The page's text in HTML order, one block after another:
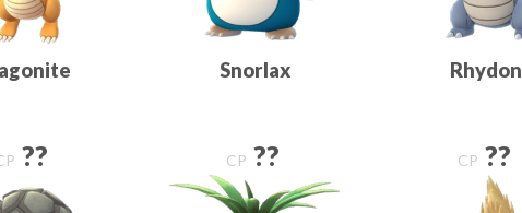
Snorlax Rhydon
?? CP ?? CP ??